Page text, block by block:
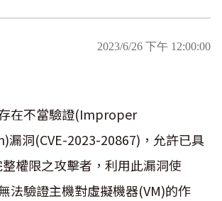
2023/6/26 下午 12:00:00
在不當驗證(Improper
洞(CVE-2023-20867)，允許已具
整權限之攻擊者，利用此漏洞使
法驗證主機對虛擬機器(VM)的作